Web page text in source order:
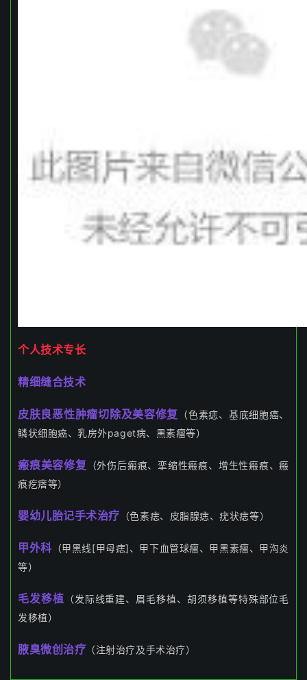
个人技术专长
精细缝合技术
皮肤良恶性肿瘤切除及美容修复 （色素痣、基底细胞癌、
鳞状细胞癌、乳房外paget病、黑素瘤等）
瘢痕美容修复 （外伤后瘢痕、挛缩性瘢痕、增生性瘢痕、瘢
痕疙瘩等）
婴幼儿胎记手术治疗 （色素痣、皮脂腺痣、疣状痣等）
甲外科 （甲黑线[甲母痣]、甲下血管球瘤、甲黑素瘤、甲沟炎
等）
毛发移植 （发际线重建、眉毛移植、胡须移植等特殊部位毛
发移植）
腋臭微创治疗 （注射治疗及手术治疗）